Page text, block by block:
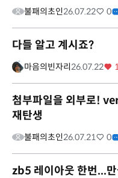
불패의초인26.07.22 0
다들 알고 계시죠?
마음의빈자리26.07.22 1
첨부파일을 외부로!
재탄생
불패의초인26.07.21 0
zb5 레이아웃 한번...